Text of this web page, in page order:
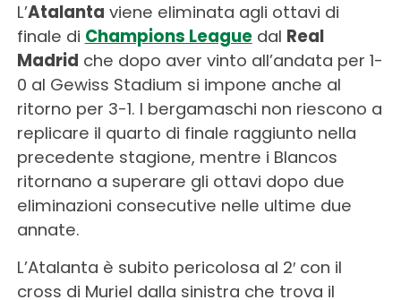
L’Atalanta viene eliminata agli ottavi di
finale di Champions Leaguedal Real
Madrid che dopo aver vinto all’andata per 1-
0 al Gewiss Stadium si impone anche al
ritorno per 3-1. I bergamaschi non riescono a
replicare il quarto di finale raggiunto nella
precedente stagione, mentre i Blancos
ritornano a superare gli ottavi dopo due
eliminazioni consecutive nelle ultime due
annate.
L’Atalanta è subito pericolosa al 2′ con il
cross di Muriel dalla sinistra che trova il